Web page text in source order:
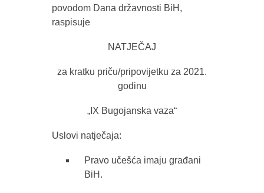
povodom Dana državnosti BiH,
raspisuje
NATJEČAJ
za kratku priču/pripovijetku za 2021.
godinu
„IX Bugojanska vaza“
Uslovi natječaja:
Pravo učešća imaju građani
BiH.